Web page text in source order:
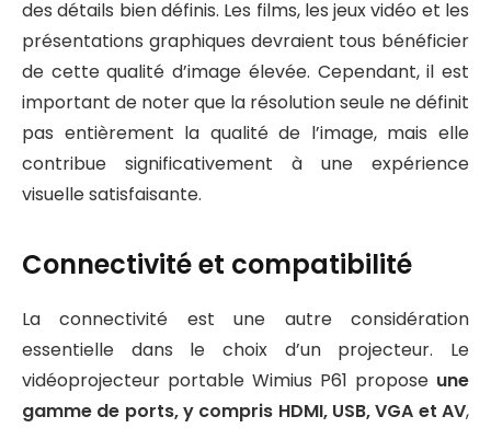
des détails bien définis. Les films, les jeux vidéo et les
présentations graphiques devraient tous bénéficier
de cette qualité d’image élevée. Cependant, il est
important de noter que la résolution seule ne définit
pas entièrement la qualité de l’image, mais elle
contribue significativement à une expérience
visuelle satisfaisante.
Connectivité et compatibilité
La connectivité est une autre considération
essentielle dans le choix d’un projecteur. Le
vidéoprojecteur portable Wimius P61 propose une
gamme de ports, y compris HDMI, USB, VGA et AV,